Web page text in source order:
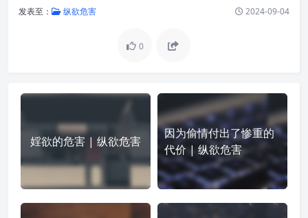
发表至： 纵欲危害 2024-09-04
0
婬欲的危害 | 纵欲危害
因为偷情付出了惨重的
代价 | 纵欲危害